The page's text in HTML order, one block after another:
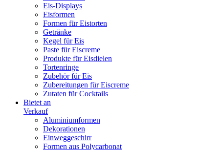
Eis-Displays
Eisformen
Formen für Eistorten
Getränke
Kegel für Eis
Paste für Eiscreme
Produkte für Eisdielen
Tortenringe
Zubehör für Eis
Zubereitungen für Eiscreme
Zutaten für Cocktails
Bietet an
Verkauf
Aluminiumformen
Dekorationen
Einweggeschirr
Formen aus Polycarbonat